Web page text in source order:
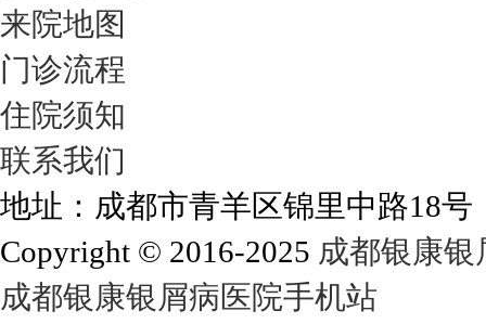
来院地图
门诊流程
住院须知
联系我们
地址：成都市青羊区锦里中路18
Copyright © 2016-2025 成都银康银
成都银康银屑病医院手机站